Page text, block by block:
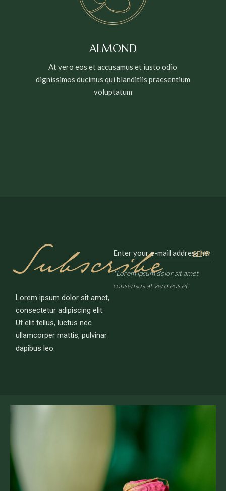
ALMOND
At vero eos et accusamus et iusto odio
dignissimos ducimus qui blanditiis praesentium
voluptatum
Subscribe
Lorem ipsum dolor sit amet,
consectetur adipiscing elit.
Ut elit tellus, luctus nec
ullamcorper mattis, pulvinar
dapibus leo.
SEND
*Lorem ipsum dolor sit amet
consensus at vero eos et.